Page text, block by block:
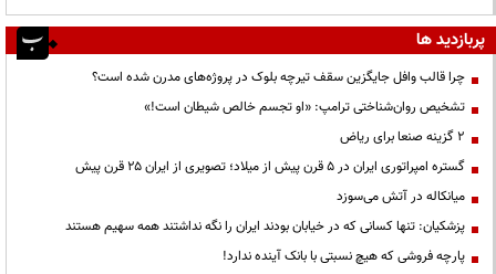
پربازدید ها
چرا قالب وافل جایگزین سقف تیرچه بلوک در پروژه‌های مدرن شده است؟
تشخیص روان‌شناختی ترامپ: «او تجسم خالص شیطان است!»
۲ گزینه صنعا برای ریاض
گستره امپراتوری ایران در ۵ قرن پیش از میلاد؛ تصویری از ایران ۲۵ قرن پیش
میانکاله در آتش می‌سوزد
پزشکیان: تنها کسانی که در خیابان بودند ایران را نگه نداشتند همه سهیم هستند
پارچه فروشی که هیچ نسبتی با بانک آینده ندارد!